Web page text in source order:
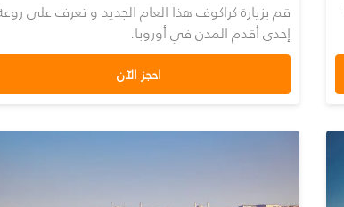
قم بزيارة كراكوف هذا العام الجديد و تعرف على
إحدى أقدم المدن في أوروبا.
احجز الآن